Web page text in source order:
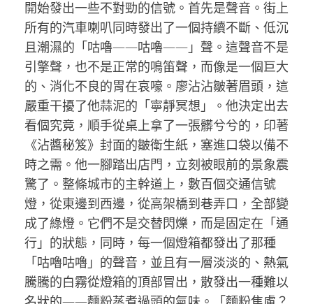
開始發出一些不對勁的信號。首先是聲音。街上
所有的汽車喇叭同時發出了一個持續不斷、低沉
且潮濕的「咕嚕——咕嚕——」聲。這聲音不是
引擎聲，也不是正常的鳴笛聲，而像是一個巨大
的、消化不良的胃在哀嚎。廖沾沾皺著眉頭，這
嚴重干擾了他蒜泥的「寧靜冥想」。他決定出去
看個究竟，順手從桌上拿了一張髒兮兮的，印著
《沾醬秘笈》封面的皺衛生紙，塞進口袋以備不
時之需。他一腳踏出店門，立刻被眼前的景象震
驚了。整條城市的主幹道上，數百個交通信號
燈，從東邊到西邊，從高架橋到巷弄口，全部變
成了綠燈。它們不是交替閃爍，而是固定在「通
行」的狀態，同時，每一個燈箱都發出了那種
「咕嚕咕嚕」的聲音，並且有一層淡淡的、熱氣
騰騰的白霧從燈箱的頂部冒出，散發出一種難以